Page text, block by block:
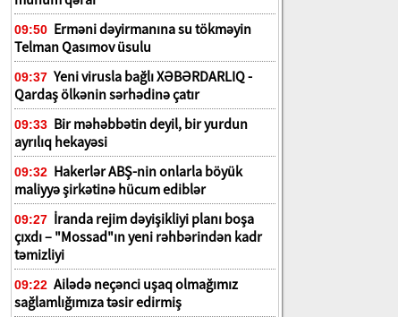
09:50 Erməni dəyirmanına su tökməyin
Telman Qasımov üsulu
09:37 Yeni virusla bağlı XƏBƏRDARLIQ -
Qardaş ölkənin sərhədinə çatır
09:33 Bir məhəbbətin deyil, bir yurdun
ayrılıq hekayəsi
09:32 Hakerlər ABŞ-nin onlarla böyük
maliyyə şirkətinə hücum ediblər
09:27 İranda rejim dəyişikliyi planı boşa
çıxdı – "Mossad"ın yeni rəhbərindən kadr
təmizliyi
09:22 Ailədə neçənci uşaq olmağımız
sağlamlığımıza təsir edirmiş